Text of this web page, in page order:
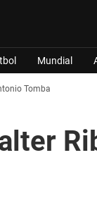
Mundial
Tomba